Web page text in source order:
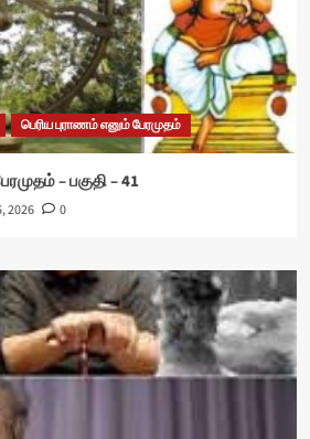
பெரிய புராணம் எனும் பேரமுதம்
– பகுதி – 41
2026 0